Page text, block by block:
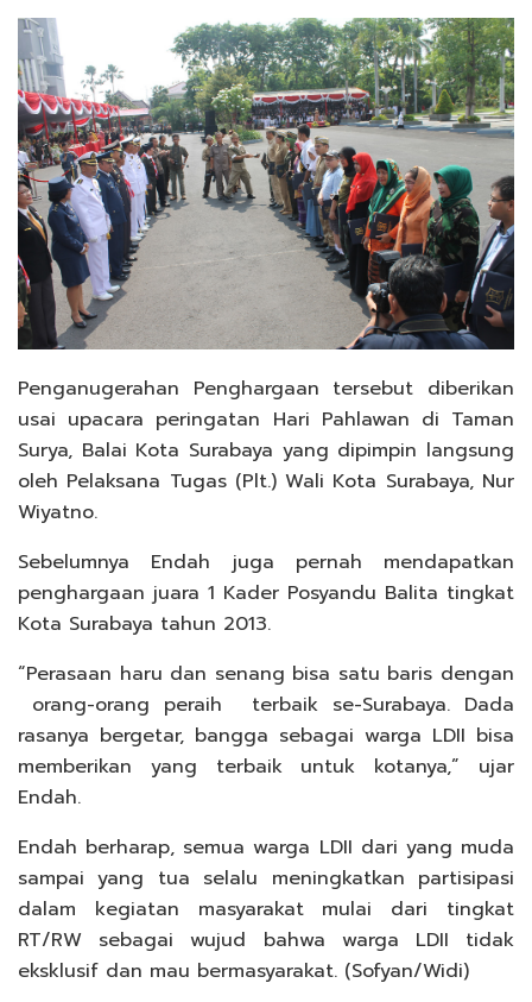
Penganugerahan Penghargaan tersebut diberikan
usai upacara peringatan Hari Pahlawan di Taman
Surya, Balai Kota Surabaya yang dipimpin langsung
oleh Pelaksana Tugas (Plt.) Wali Kota Surabaya, Nur
Wiyatno.
Sebelumnya Endah juga pernah mendapatkan
penghargaan juara 1 Kader Posyandu Balita tingkat
Kota Surabaya tahun 2013.
“Perasaan haru dan senang bisa satu baris dengan
orang-orang peraih terbaik se-Surabaya. Dada
rasanya bergetar, bangga sebagai warga LDII bisa
memberikan yang terbaik untuk kotanya,” ujar
Endah.
Endah berharap, semua warga LDII dari yang muda
sampai yang tua selalu meningkatkan partisipasi
dalam kegiatan masyarakat mulai dari tingkat
RT/RW sebagai wujud bahwa warga LDII tidak
eksklusif dan mau bermasyarakat. (Sofyan/Widi)